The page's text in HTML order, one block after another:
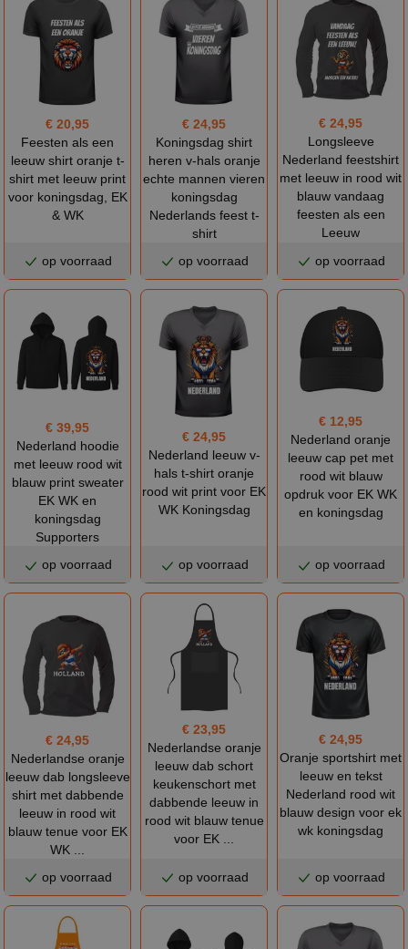
€ 20,95
Feesten als een
leeuw shirt oranje t-
shirt met leeuw print
voor koningsdag, EK
& WK
op voorraad
€ 24,95
Koningsdag shirt
heren v-hals oranje
echte mannen vieren
koningsdag
Nederlands feest t-
shirt
op voorraad
€ 24,95
Longsleeve
Nederland feestshirt
met leeuw in rood wit
blauw vandaag
feesten als een
Leeuw
op voorraad
€ 39,95
Nederland hoodie
met leeuw rood wit
blauw print sweater
EK WK en
koningsdag
Supporters
op voorraad
€ 24,95
Nederland leeuw v-
hals t-shirt oranje
rood wit print voor EK
WK Koningsdag
op voorraad
€ 12,95
Nederland oranje
leeuw cap pet met
rood wit blauw
opdruk voor EK WK
en koningsdag
op voorraad
€ 24,95
Nederlandse oranje
leeuw dab longsleeve
shirt met dabbende
leeuw in rood wit
blauw tenue voor EK
WK ...
op voorraad
€ 23,95
Nederlandse oranje
leeuw dab schort
keukenschort met
dabbende leeuw in
rood wit blauw tenue
voor EK ...
op voorraad
€ 24,95
Oranje sportshirt met
leeuw en tekst
Nederland rood wit
blauw design voor ek
wk koningsdag
op voorraad